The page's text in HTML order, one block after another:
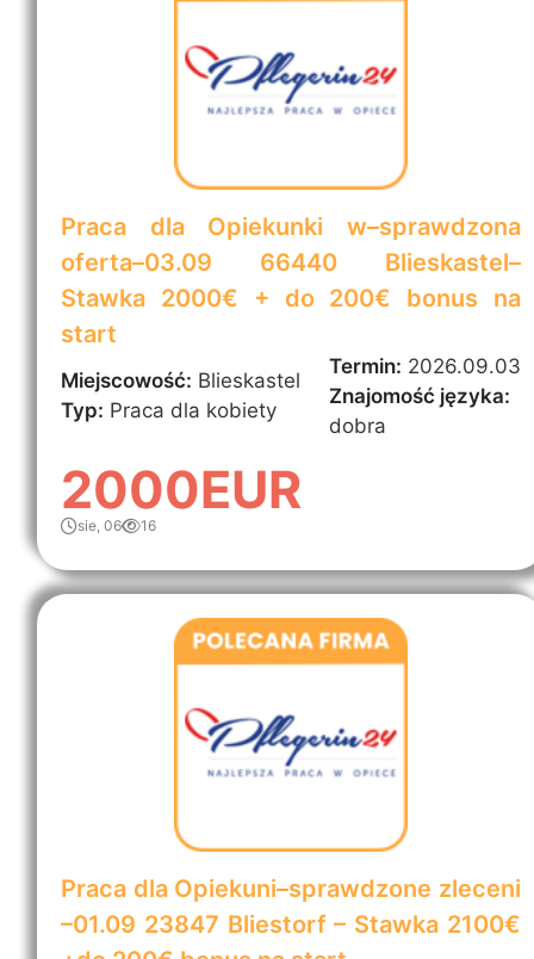
Praca dla Opiekunki w–sprawdzona
oferta–03.09 66440 Blieskastel–
Stawka 2000€ + do 200€ bonus na
start
Miejscowość: Blieskastel
Typ: Praca dla kobiety
Termin: 2026.09.03
Znajomość języka:
dobra
2000EUR
sie, 06 16
Praca dla Opiekuni–sprawdzone zleceni
–01.09 23847 Bliestorf – Stawka 2100€